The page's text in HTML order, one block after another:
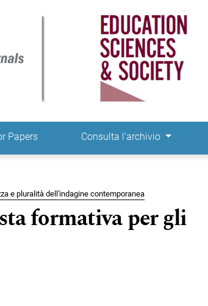
Papers Consulta l'archivio
e pluralità dell'indagine contemporanea
formativa per gli